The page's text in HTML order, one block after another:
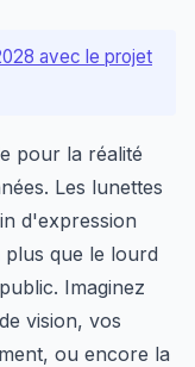
avec le projet
pour la réalité
Les lunettes
d'expression
que le lourd
Imaginez
vision, vos
ou encore la